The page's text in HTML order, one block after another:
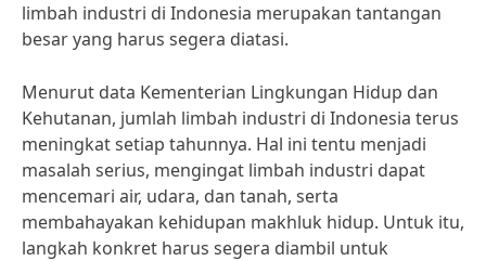
limbah industri di Indonesia merupakan tantangan
besar yang harus segera diatasi.
Menurut data Kementerian Lingkungan Hidup dan
Kehutanan, jumlah limbah industri di Indonesia terus
meningkat setiap tahunnya. Hal ini tentu menjadi
masalah serius, mengingat limbah industri dapat
mencemari air, udara, dan tanah, serta
membahayakan kehidupan makhluk hidup. Untuk itu,
langkah konkret harus segera diambil untuk